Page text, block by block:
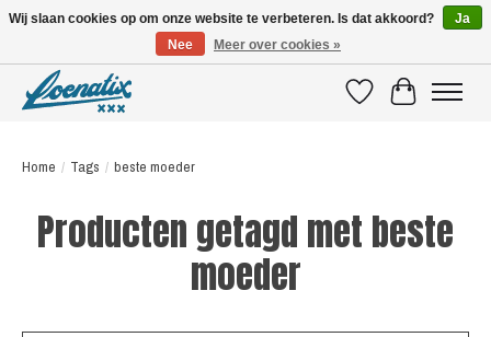
VerlanglijstWinkelwagen
Home / Tags / beste moeder
Producten getagd met beste
moeder
Wij slaan cookies op om onze website te verbeteren. Is dat akkoord?
Ja
Nee
Meer over cookies »